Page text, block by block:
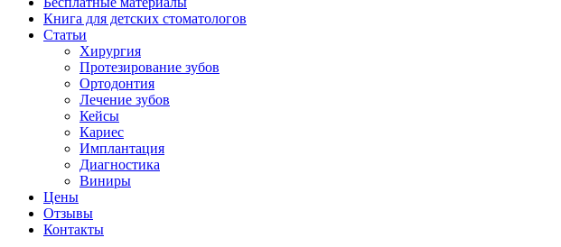
Книга для детских стоматологов
Статьи
Хирургия
Протезирование зубов
Ортодонтия
Лечение зубов
Кейсы
Кариес
Имплантация
Диагностика
Виниры
Цены
Отзывы
Контакты